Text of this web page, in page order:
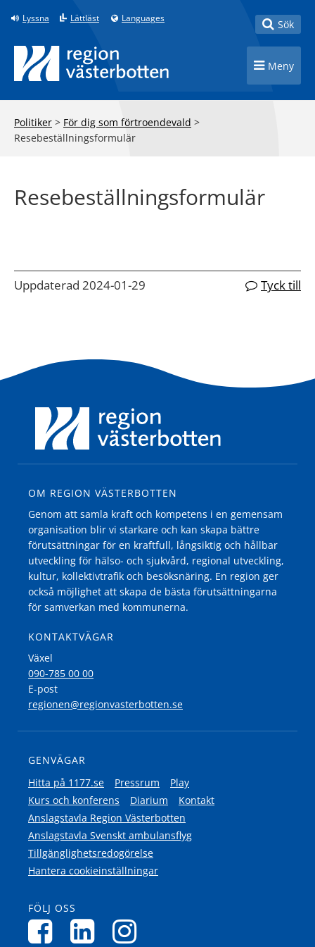
Till innehåll på sidan
Lyssna Lättläst Languages Toggle
Sök
Toggle
Meny
Politiker > För dig som förtroendevald >
Resebeställningsformulär
Resebeställningsformulär
Uppdaterad 2024-01-29 Tyck till
OM REGION VÄSTERBOTTEN
Genom att samla kraft och kompetens i en gemensam
organisation blir vi starkare och kan skapa bättre
förutsättningar för en kraftfull, långsiktig och hållbar
utveckling för hälso- och sjukvård, regional utveckling,
kultur, kollektivtrafik och besöksnäring. En region ger
också möjlighet att skapa de bästa förutsättningarna
för samverkan med kommunerna.
KONTAKTVÄGAR
Växel
090-785 00 00
E-post
regionen@regionvasterbotten.se
GENVÄGAR
Hitta på 1177.se
Pressrum
Play
Kurs och konferens
Diarium
Kontakt
Anslagstavla Region Västerbotten
Anslagstavla Svenskt ambulansflyg
Tillgänglighetsredogörelse
Hantera cookieinställningar
FÖLJ OSS